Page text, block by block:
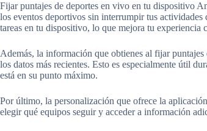
Fijar puntajes de deportes en vivo en tu dispositivo
los eventos deportivos sin interrumpir tus
tareas en tu dispositivo, lo que mejora tu experiencia
Además, la información que obtienes al fijar
los datos más recientes. Esto es especialmente útil
está en su punto máximo.
Por último, la personalización que ofrece la
elegir qué equipos seguir y acceder a información